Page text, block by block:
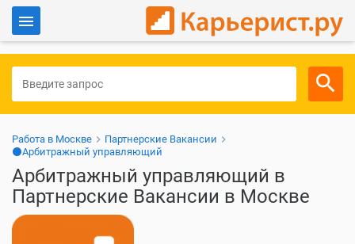
Для работодателей
Работа в Москве
Партнерские Вакансии
⚫Арбитражный управляющий
Арбитражный управляющий в
Партнерские Вакансии в Москве